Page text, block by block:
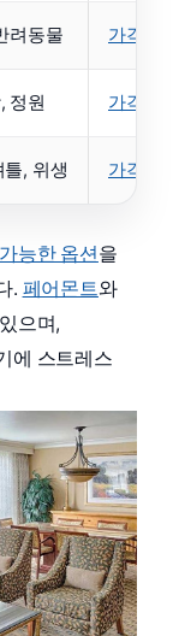
려동물 가격보
정원 가격보
틀, 위생 가격보
능한 옵션을
. 페어몬트와
으며,
에 스트레스